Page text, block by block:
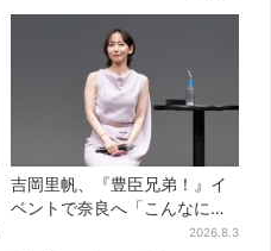
吉岡里帆、『豊臣兄弟！』イ
ベントで奈良へ「こんなに楽
しんでもらえてうれしい」2026.8.3